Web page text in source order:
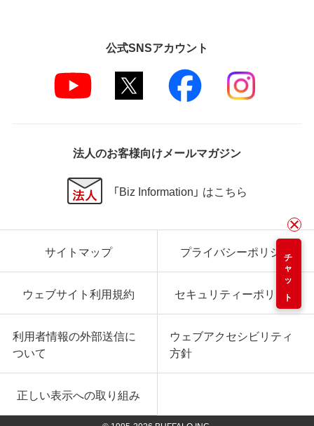
チャット
公式SNSアカウント
法人のお客様向けメールマガジン
「Biz Information」 はこちら
サイトマップ プライバシーポリシー
ウェブサイト利用規約 セキュリティーポリシー
利用者情報の外部送信に
ついて
ウェブアクセシビリティ
方針
正しい表示への取り組み